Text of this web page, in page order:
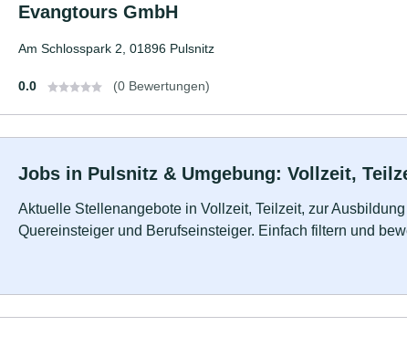
Evangtours GmbH
Am Schlosspark 2, 01896 Pulsnitz
0.0 (0 Bewertungen)
Jobs in Pulsnitz & Umgebung: Vollzeit,
Aktuelle Stellenangebote in Vollzeit, Teilzeit, zur
Quereinsteiger und Berufseinsteiger. Einfach filtern und